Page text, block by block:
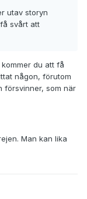
utav storyn
svårt att
du att få
någon, förutom
försvinner, som när
Man kan lika